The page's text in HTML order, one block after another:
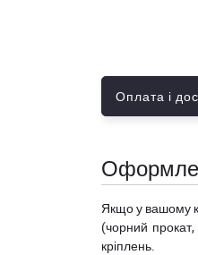
Оплата і
Якщо у вашому
(чорний прокат,
кріплень.